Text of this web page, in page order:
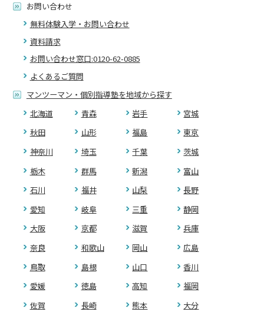
お問い合わせ
無料体験入学・お問い合わせ
資料請求
お問い合わせ窓口:0120-62-0885
よくあるご質問
マンツーマン・個別指導塾を地域から探す
北海道
青森 岩手
宮城
秋田
山形 福島
東京
神奈川
埼玉 千葉
茨城
栃木
群馬 新潟
富山
石川
福井 山梨
長野
愛知
岐阜 三重
静岡
大阪
京都 滋賀
兵庫
奈良
和歌山 岡山
広島
鳥取
島根 山口
香川
愛媛
徳島 高知
福岡
佐賀
長崎 熊本
大分